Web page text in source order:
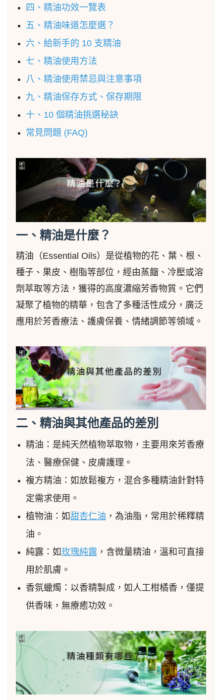
四、精油功效一覽表
五、精油味道怎麼選？
六、給新手的 10 支精油
七、精油使用方法
八、精油使用禁忌與注意事項
九、精油保存方式、保存期限
十、10 個精油挑選秘訣
常見問題 (FAQ)
一、精油是什麼？
精油（Essential Oils）是從植物的花、葉、根、
種子、果皮、樹脂等部位，經由蒸餾、冷壓或溶
劑萃取等方法，獲得的高度濃縮芳香物質。它們
凝聚了植物的精華，包含了多種活性成分，廣泛
應用於芳香療法、護膚保養、情緒調節等領域。
二、精油與其他產品的差別
精油：是純天然植物萃取物，主要用來芳香療
法、醫療保健、皮膚護理。
複方精油：如放鬆複方，混合多種精油針對特
定需求使用。
植物油：如甜杏仁油 ，為油脂，常用於稀釋精
油。
純露：如玫瑰純露 ，含微量精油，溫和可直接
用於肌膚。
香氛蠟燭：以香精製成，如人工柑橘香，僅提
供香味，無療癒功效。